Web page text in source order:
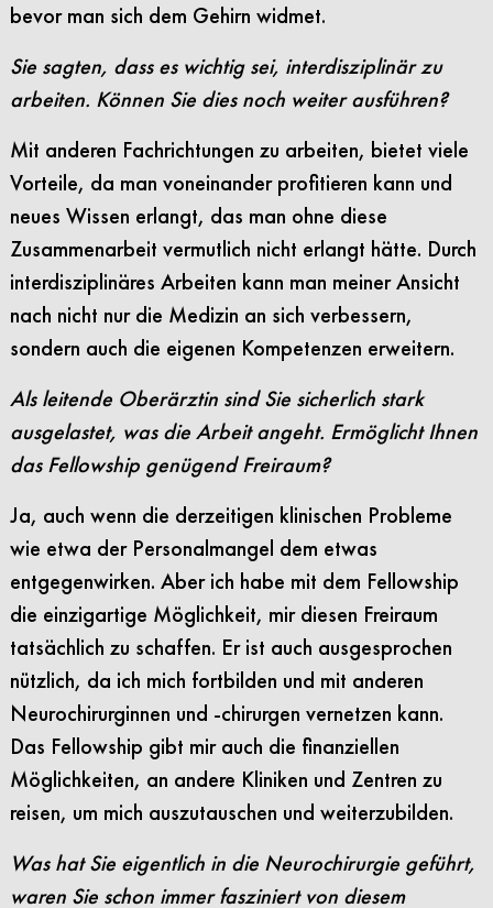
bevor man sich dem Gehirn widmet.
Sie sagten, dass es wichtig sei, interdisziplinär zu
arbeiten. Können Sie dies noch weiter ausführen?
Mit anderen Fachrichtungen zu arbeiten, bietet viele
Vorteile, da man voneinander profitieren kann und
neues Wissen erlangt, das man ohne diese
Zusammenarbeit vermutlich nicht erlangt hätte. Durch
interdisziplinäres Arbeiten kann man meiner Ansicht
nach nicht nur die Medizin an sich verbessern,
sondern auch die eigenen Kompetenzen erweitern.
Als leitende Oberärztin sind Sie sicherlich stark
ausgelastet, was die Arbeit angeht. Ermöglicht Ihnen
das Fellowship genügend Freiraum?
Ja, auch wenn die derzeitigen klinischen Probleme
wie etwa der Personalmangel dem etwas
entgegenwirken. Aber ich habe mit dem Fellowship
die einzigartige Möglichkeit, mir diesen Freiraum
tatsächlich zu schaffen. Er ist auch ausgesprochen
nützlich, da ich mich fortbilden und mit anderen
Neurochirurginnen und -chirurgen vernetzen kann.
Das Fellowship gibt mir auch die finanziellen
Möglichkeiten, an andere Kliniken und Zentren zu
reisen, um mich auszutauschen und weiterzubilden.
Was hat Sie eigentlich in die Neurochirurgie geführt,
waren Sie schon immer fasziniert von diesem